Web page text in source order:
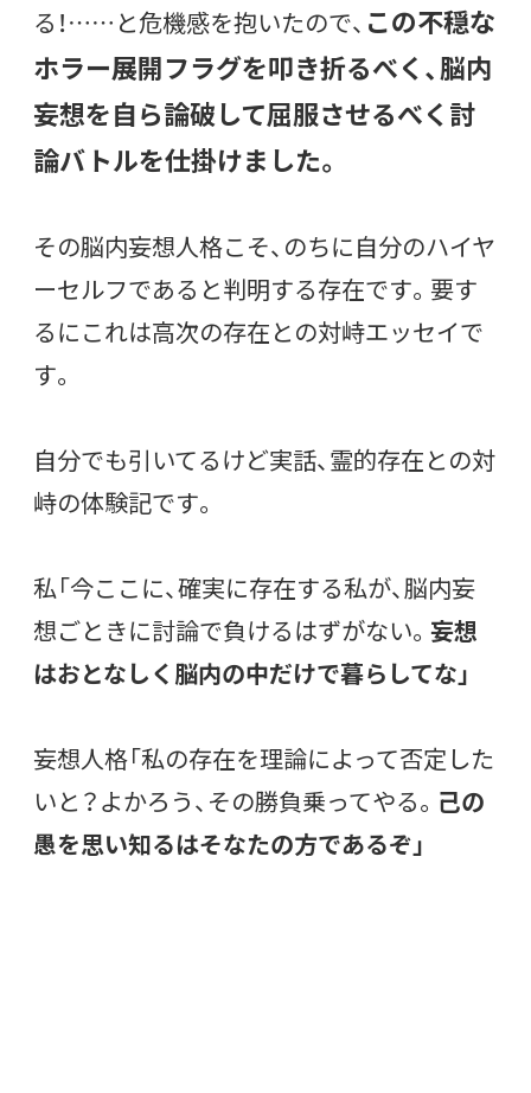
る！……と危機感を抱いたので、 この不穏な
ホラー展開フラグを叩き折るべく、脳内
妄想を自ら論破して屈服させるべく討
論バトルを仕掛けました。
その脳内妄想人格こそ、のちに自分のハイヤ
ーセルフであると判明する存在です。要す
るにこれは高次の存在との対峙エッセイで
す。
自分でも引いてるけど実話、霊的存在との対
峙の体験記です。
私「今ここに、確実に存在する私が、脳内妄
想ごときに討論で負けるはずがない。 妄想
はおとなしく脳内の中だけで暮らしてな」
妄想人格「私の存在を理論によって否定した
いと？よかろう、その勝負乗ってやる。 己の
愚を思い知るはそなたの方であるぞ」